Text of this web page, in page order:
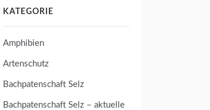
KATEGORIE
Amphibien
Artenschutz
Bachpatenschaft Selz
Bachpatenschaft Selz – aktuelle